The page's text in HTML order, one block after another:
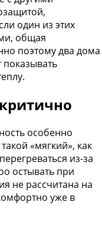
один из этих
общая
поэтому два дома
особенно
«мягкий», как
из-за
остывать при
не рассчитана на
уже в